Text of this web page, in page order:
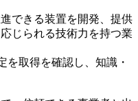
できる装置を開発、提供
じられる技術力を持つ業
を取得を確認し、知識・